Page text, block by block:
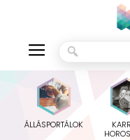
ÁLLÁSPORTÁLOK